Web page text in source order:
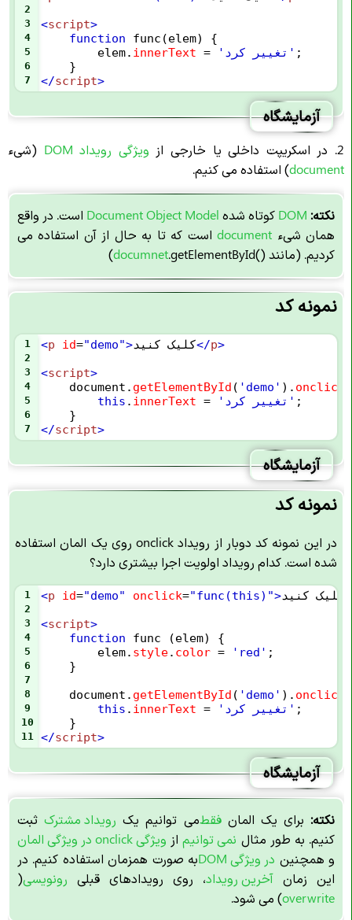
2
3
<script>
4 function func (elem) {
5 elem. innerText = 'تغییر کرد' ;
6
    }
7 </script>
آزمایشگاه
2. در اسکریپت داخلی یا خارجی از ویژگی رویداد DOM
(شیء
document) استفاده می کنیم.
نکته: DOM کوتاه شده Document Object Model است. در واقع
همان شیء document است که تا به حال از آن استفاده می
کردیم. (مانند
documnet.getElementById()
)
نمونه کد
1 <p id="demo">کلیک کنید</p>
2
3
<script>
4 document . getElementById ( 'demo' ). onclick
5 this . innerText = 'تغییر کرد' ;
6
    }
7 </script>
آزمایشگاه
نمونه کد
در این نمونه کد دوبار از رویداد onclick روی یک المان استفاده
شده است. کدام رویداد اولویت اجرا بیشتری دارد؟
1 <p id="demo" onclick="func(this)">کلیک کنید
2
3
<script>
4 function func (elem) {
5 elem. style. color = 'red' ;
6
    }
7
8
document . getElementById ( 'demo' ). onclick
9 this . innerText = 'تغییر کرد' ;
10
    }
11 </script>
آزمایشگاه
نکته: برای یک المانفقطمی توانیم یک رویداد مشترکثبت
کنیم. به طور مثال نمی توانیماز ویژگی onclick در ویژگی المان
و همچنین در ویژگی DOM
به صورت همزمان استفاده کنیم. در
این زمان آخرین رویداد، روی رویدادهای قبلی رونویسی(
overwrite) می شود.